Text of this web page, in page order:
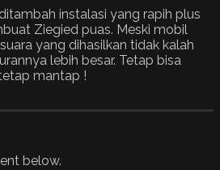
instalasi yang rapih plus
Ziegied puas. Meski mobil
yang dihasilkan tidak kalah
lebih besar. Tetap bisa
mantap !
below.